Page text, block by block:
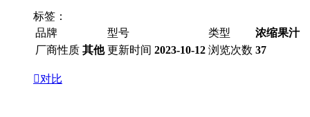
标签：
品牌
型号 类型
浓缩果汁
厂商性质 其他 更新时间 2023-10-12 浏览次数 37
对比